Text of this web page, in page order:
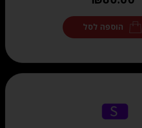
הוספה לסל